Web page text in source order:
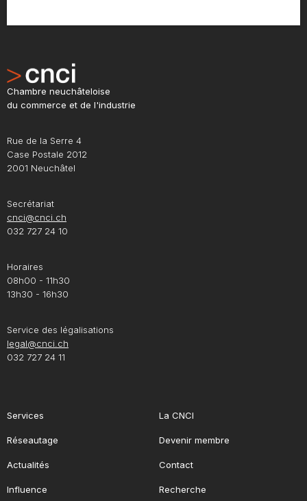
Chambre neuchâteloise
du commerce et de l'industrie
Rue de la Serre 4
Case Postale 2012
2001 Neuchâtel
Secrétariat
cnci@cnci.ch
032 727 24 10
Horaires
08h00 - 11h30
13h30 - 16h30
Service des légalisations
legal@cnci.ch
032 727 24 11
Services
Réseautage
Actualités
Influence
La CNCI
Devenir membre
Contact
Recherche